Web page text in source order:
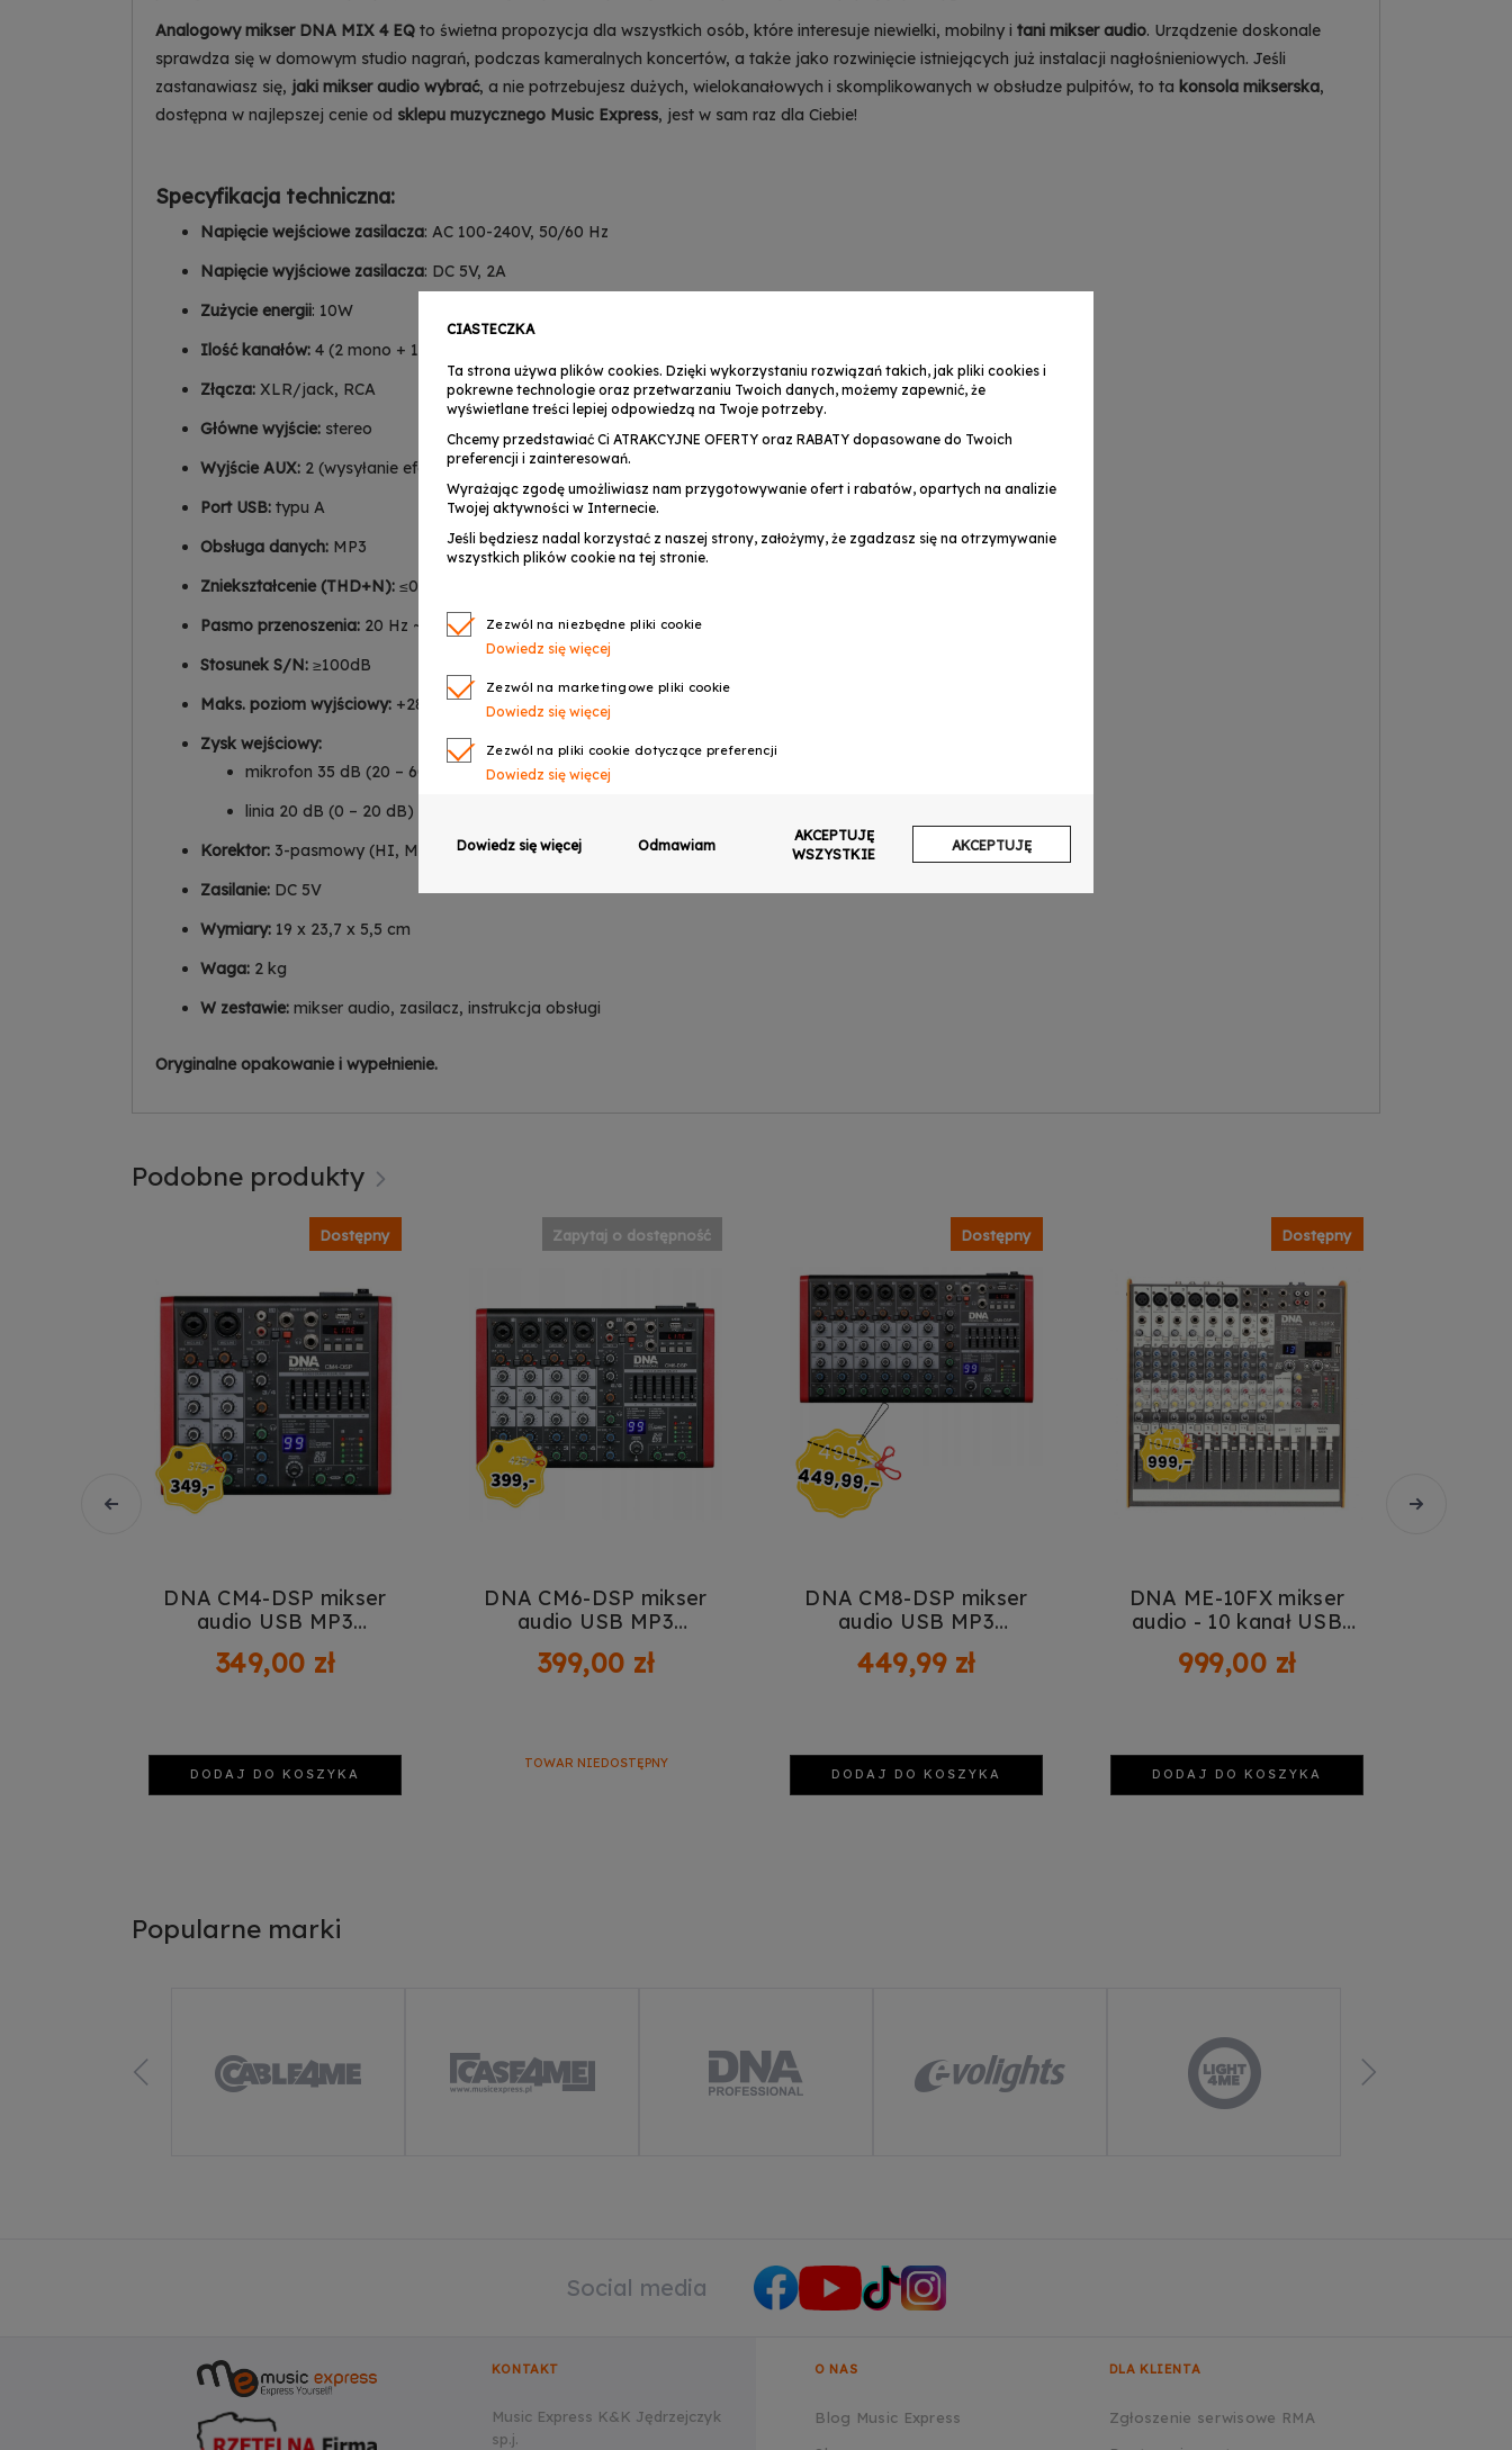
Analogowy mikser DNA MIX 4 EQ to świetna propozycja dla wszystkich osób, które interesuje niewielki, mobilny i tani mikser audio. Urządzenie doskonale
sprawdza się w domowym studio nagrań, podczas kameralnych koncertów, a także jako rozwinięcie istniejących już instalacji nagłośnieniowych. Jeśli
zastanawiasz się, jaki mikser audio wybrać, a nie potrzebujesz dużych, wielokanałowych i skomplikowanych w obsłudze pulpitów, to ta konsola mikserska,
dostępna w najlepszej cenie od sklepu muzycznego Music Express, jest w sam raz dla Ciebie!
Specyfikacja techniczna:
Napięcie wejściowe zasilacza: AC 100-240V, 50/60 Hz
Napięcie wyjściowe zasilacza: DC 5V, 2A
Zużycie energii: 10W
Ilość kanałów: 4 (2 mono + 1 stereo)
Złącza: XLR/jack, RCA
Główne wyjście: stereo
Wyjście AUX: 2 (wysyłanie efektu AUX)
Port USB: typu A
Obsługa danych: MP3
Zniekształcenie (THD+N): ≤0,01%
Pasmo przenoszenia: 20 Hz ~ 20 kHz
Stosunek S/N: ≥100dB
Maks. poziom wyjściowy: +28 dBu
Zysk wejściowy:
mikrofon 35 dB (20 – 60 dB)
linia 20 dB (0 – 20 dB)
Korektor: 3-pasmowy (HI, MID, LOW)
Zasilanie: DC 5V
Wymiary: 19 x 23,7 x 5,5 cm
Waga: 2 kg
W zestawie: mikser audio, zasilacz, instrukcja obsługi
Oryginalne opakowanie i wypełnienie.
Podobne produkty
Dostępny
DNA CM4-DSP mikser
audio USB MP3
349,00 zł
DODAJ DO KOSZYKA
Zapytaj o dostępność
DNA CM6-DSP mikser
audio USB MP3
399,00 zł
TOWAR NIEDOSTĘPNY
Dostępny
DNA CM8-DSP mikser
audio USB MP3
449,99 zł
DODAJ DO KOSZYKA
Dostępny
DNA ME-10FX mikser
audio - 10 kanał USB
999,00 zł
DODAJ DO KOSZYKA
Popularne marki
Social media
KONTAKT
Music Express K&K Jędrzejczyk
sp.j.
O NAS
Blog Music Express
DLA KLIENTA
Zgłoszenie serwisowe RMA
CIASTECZKA
Ta strona używa plików cookies. Dzięki wykorzystaniu rozwiązań takich, jak pliki cookies i
pokrewne technologie oraz przetwarzaniu Twoich danych, możemy zapewnić, że
wyświetlane treści lepiej odpowiedzą na Twoje potrzeby.
Chcemy przedstawiać Ci ATRAKCYJNE OFERTY oraz RABATY dopasowane do Twoich
preferencji i zainteresowań.
Wyrażając zgodę umożliwiasz nam przygotowywanie ofert i rabatów, opartych na analizie
Twojej aktywności w Internecie.
Jeśli będziesz nadal korzystać z naszej strony, założymy, że zgadzasz się na otrzymywanie
wszystkich plików cookie na tej stronie.
Zezwól na niezbędne pliki cookie
Dowiedz się więcej
Zezwól na marketingowe pliki cookie
Dowiedz się więcej
Zezwól na pliki cookie dotyczące preferencji
Dowiedz się więcej
Dowiedz się więcej
Dowiedz się więcej Odmawiam
AKCEPTUJĘ
WSZYSTKIE
AKCEPTUJĘ